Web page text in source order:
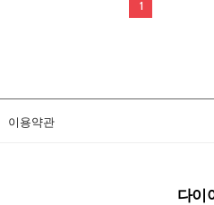
1
이용약관
다이